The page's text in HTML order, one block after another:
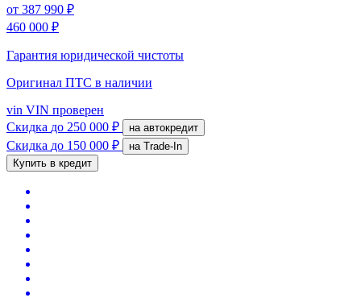
от 387 990 ₽
460 000 ₽
Гарантия юридической чистоты
Оригинал ПТС в наличии
vin VIN проверен
Скидка до 250 000 ₽ на автокредит
Скидка до 150 000 ₽
на Trade-In
Купить в кредит